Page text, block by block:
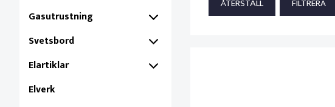
Gasutrustning
Svetsbord
Elartiklar
Elverk